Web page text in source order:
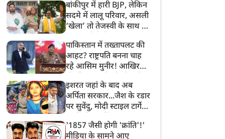
बांकीपुर में हारी BJP, लेकिन
सदमे में लालू परिवार, असली
‘खेला’ तो तेजस्वी के साथ हो
पाकिस्तान में तख्तापलट की
आहट? राष्ट्रपति बनना चाह
रहे आसिम मुनीर! आखिर
बनाया मोहरा?
इशरत जहां के बाद अब
अर्पिता सरकार...जैश के रडार
पर सुवेंदु, मोदी स्टाइल टार्गेट
बड़ा एक्शन!
'1857 जैसी होगी 'क्रांति'!'
मीडिया के सामने आए